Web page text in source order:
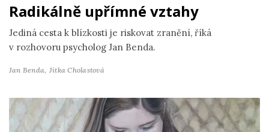
Radikálně upřímné vztahy
Jediná cesta k blízkosti je riskovat zranění, říká
v rozhovoru psycholog Jan Benda.
Jan Benda, Jitka Cholastová